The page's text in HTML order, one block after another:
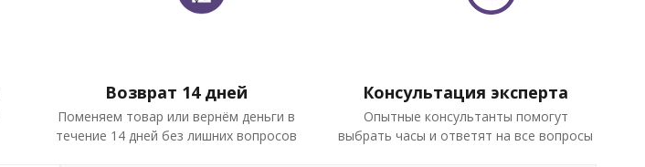
Возврат 14 дней
Поменяем товар или вернём деньги в
течение 14 дней без лишних вопросов
Консультация эксперта
Опытные консультанты помогут
выбрать часы и ответят на все вопросы